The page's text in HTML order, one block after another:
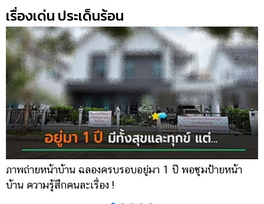
ติดต่อ
โฆษณา
แจ้ง
ปัญหา
ร่วม
งาน
กับ
เรา
เรื่องเด่น ประเด็นร้อน
ภาพถ่ายหน้าบ้าน ฉลองครบรอบอยู่มา 1 ปี พอซูมป้ายหน้า
บ้าน ความรู้สึกคนละเรื่อง !